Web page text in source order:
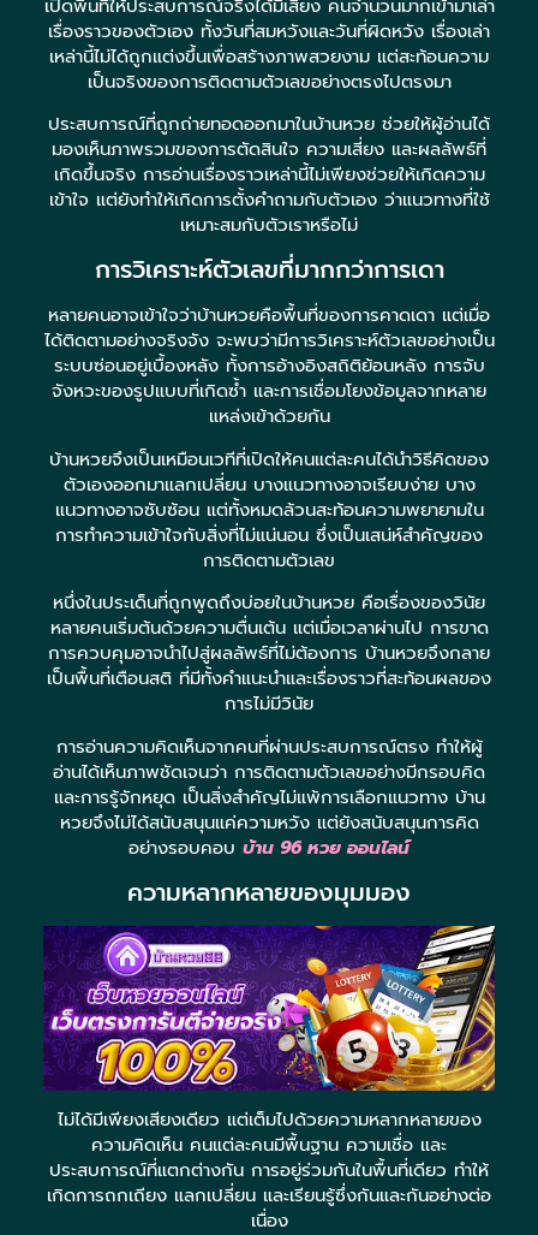
เปิดพื้นที่ให้ประสบการณ์จริงได้มีเสียง คนจำนวนมากเข้ามาเล่า
เรื่องราวของตัวเอง ทั้งวันที่สมหวังและวันที่ผิดหวัง เรื่องเล่า
เหล่านี้ไม่ได้ถูกแต่งขึ้นเพื่อสร้างภาพสวยงาม แต่สะท้อนความ
เป็นจริงของการติดตามตัวเลขอย่างตรงไปตรงมา
ประสบการณ์ที่ถูกถ่ายทอดออกมาในบ้านหวย ช่วยให้ผู้อ่านได้
มองเห็นภาพรวมของการตัดสินใจ ความเสี่ยง และผลลัพธ์ที่
เกิดขึ้นจริง การอ่านเรื่องราวเหล่านี้ไม่เพียงช่วยให้เกิดความ
เข้าใจ แต่ยังทำให้เกิดการตั้งคำถามกับตัวเอง ว่าแนวทางที่ใช้
เหมาะสมกับตัวเราหรือไม่
การวิเคราะห์ตัวเลขที่มากกว่าการเดา
หลายคนอาจเข้าใจว่าบ้านหวยคือพื้นที่ของการคาดเดา แต่เมื่อ
ได้ติดตามอย่างจริงจัง จะพบว่ามีการวิเคราะห์ตัวเลขอย่างเป็น
ระบบซ่อนอยู่เบื้องหลัง ทั้งการอ้างอิงสถิติย้อนหลัง การจับ
จังหวะของรูปแบบที่เกิดซ้ำ และการเชื่อมโยงข้อมูลจากหลาย
แหล่งเข้าด้วยกัน
บ้านหวยจึงเป็นเหมือนเวทีที่เปิดให้คนแต่ละคนได้นำวิธีคิดของ
ตัวเองออกมาแลกเปลี่ยน บางแนวทางอาจเรียบง่าย บาง
แนวทางอาจซับซ้อน แต่ทั้งหมดล้วนสะท้อนความพยายามใน
การทำความเข้าใจกับสิ่งที่ไม่แน่นอน ซึ่งเป็นเสน่ห์สำคัญของ
การติดตามตัวเลข
หนึ่งในประเด็นที่ถูกพูดถึงบ่อยในบ้านหวย คือเรื่องของวินัย
หลายคนเริ่มต้นด้วยความตื่นเต้น แต่เมื่อเวลาผ่านไป การขาด
การควบคุมอาจนำไปสู่ผลลัพธ์ที่ไม่ต้องการ บ้านหวยจึงกลาย
เป็นพื้นที่เตือนสติ ที่มีทั้งคำแนะนำและเรื่องราวที่สะท้อนผลของ
การไม่มีวินัย
การอ่านความคิดเห็นจากคนที่ผ่านประสบการณ์ตรง ทำให้ผู้
อ่านได้เห็นภาพชัดเจนว่า การติดตามตัวเลขอย่างมีกรอบคิด
และการรู้จักหยุด เป็นสิ่งสำคัญไม่แพ้การเลือกแนวทาง บ้าน
หวยจึงไม่ได้สนับสนุนแค่ความหวัง แต่ยังสนับสนุนการคิด
อย่างรอบคอบ บ้าน 96 หวย ออนไลน์
ความหลากหลายของมุมมอง
ไม่ได้มีเพียงเสียงเดียว แต่เต็มไปด้วยความหลากหลายของ
ความคิดเห็น คนแต่ละคนมีพื้นฐาน ความเชื่อ และ
ประสบการณ์ที่แตกต่างกัน การอยู่ร่วมกันในพื้นที่เดียว ทำให้
เกิดการถกเถียง แลกเปลี่ยน และเรียนรู้ซึ่งกันและกันอย่างต่อ
เนื่อง